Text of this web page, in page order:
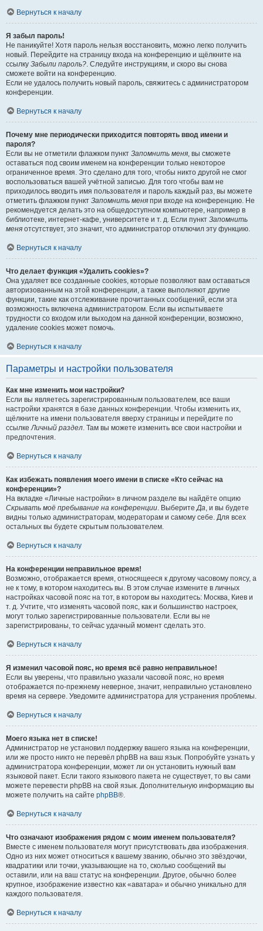
Вернуться к началу
Я забыл пароль!
Не паникуйте! Хотя пароль нельзя восстановить, можно легко получить
новый. Перейдите на страницу входа на конференцию и щёлкните на
ссылку Забыли пароль? . Следуйте инструкциям, и скоро вы снова
сможете войти на конференцию.
Если не удалось получить новый пароль, свяжитесь с администратором
конференции.
Вернуться к началу
Почему мне периодически приходится повторять ввод имени и
пароля?
Если вы не отметили флажком пункт Запомнить меня , вы сможете
оставаться под своим именем на конференции только некоторое
ограниченное время. Это сделано для того, чтобы никто другой не смог
воспользоваться вашей учётной записью. Для того чтобы вам не
приходилось вводить имя пользователя и пароль каждый раз, вы можете
отметить флажком пункт Запомнить меня при входе на конференцию. Не
рекомендуется делать это на общедоступном компьютере, например в
библиотеке, интернет-кафе, университете и т. д. Если пункт Запомнить
меня отсутствует, это значит, что администратор отключил эту функцию.
Вернуться к началу
Что делает функция «Удалить cookies»?
Она удаляет все созданные cookies, которые позволяют вам оставаться
авторизованным на этой конференции, а также выполняют другие
функции, такие как отслеживание прочитанных сообщений, если эта
возможность включена администратором. Если вы испытываете
трудности со входом или выходом на данной конференции, возможно,
удаление cookies может помочь.
Вернуться к началу
Параметры и настройки пользователя
Как мне изменить мои настройки?
Если вы являетесь зарегистрированным пользователем, все ваши
настройки хранятся в базе данных конференции. Чтобы изменить их,
щёлкните на имени пользователя вверху страницы и перейдите по
ссылке Личный раздел . Там вы можете изменить все свои настройки и
предпочтения.
Вернуться к началу
Как избежать появления моего имени в списке «Кто сейчас на
конференции»?
На вкладке «Личные настройки» в личном разделе вы найдёте опцию
Скрывать моё пребывание на конференции . Выберите Да , и вы будете
видны только администраторам, модераторам и самому себе. Для всех
остальных вы будете скрытым пользователем.
Вернуться к началу
На конференции неправильное время!
Возможно, отображается время, относящееся к другому часовому поясу, а
не к тому, в котором находитесь вы. В этом случае измените в личных
настройках часовой пояс на тот, в котором вы находитесь: Москва, Киев и
т. д. Учтите, что изменять часовой пояс, как и большинство настроек,
могут только зарегистрированные пользователи. Если вы не
зарегистрированы, то сейчас удачный момент сделать это.
Вернуться к началу
Я изменил часовой пояс, но время всё равно неправильное!
Если вы уверены, что правильно указали часовой пояс, но время
отображается по-прежнему неверное, значит, неправильно установлено
время на сервере. Уведомите администратора для устранения проблемы.
Вернуться к началу
Моего языка нет в списке!
Администратор не установил поддержку вашего языка на конференции,
или же просто никто не перевёл phpBB на ваш язык. Попробуйте узнать у
администратора конференции, может ли он установить нужный вам
языковой пакет. Если такого языкового пакета не существует, то вы сами
можете перевести phpBB на свой язык. Дополнительную информацию вы
можете получить на сайте phpBB®.
Вернуться к началу
Что означают изображения рядом с моим именем пользователя?
Вместе с именем пользователя могут присутствовать два изображения.
Одно из них может относиться к вашему званию, обычно это звёздочки,
квадратики или точки, указывающие на то, сколько сообщений вы
оставили, или на ваш статус на конференции. Другое, обычно более
крупное, изображение известно как «аватара» и обычно уникально для
каждого пользователя.
Вернуться к началу